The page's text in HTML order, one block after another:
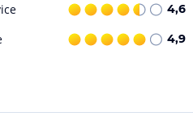
4,6
4,9